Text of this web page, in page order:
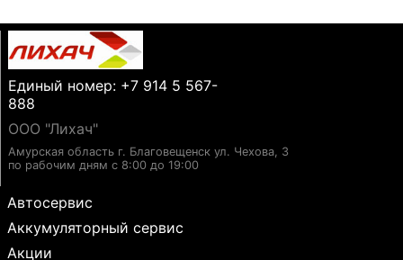
Единый номер: +7 914 5 567-
888
ООО "Лихач"
Амурская область г. Благовещенск ул. Чехова, 3
по рабочим дням с 8:00 до 19:00
Автосервис
Аккумуляторный сервис
Акции